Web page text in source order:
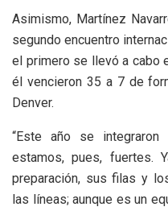
Asimismo, Martínez
segundo encuentro
el primero se llevó a cabo
él vencieron 35 a 7 de
Denver.
“Este año se
estamos, pues, fuertes.
preparación, sus filas y
las líneas; aunque es un